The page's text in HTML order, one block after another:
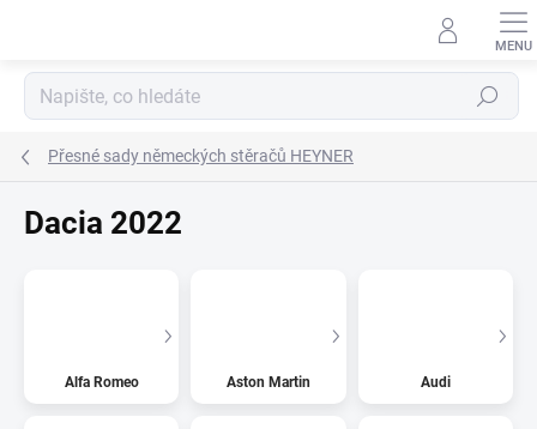
Hledat
Přesné sady německých stěračů HEYNER
Dacia 2022
Alfa Romeo Aston Martin Audi